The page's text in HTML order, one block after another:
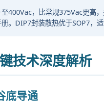
400Vac，比常规375Vac更高
。DIP7封装散热优于SOP7，
技术深度解析
底导通